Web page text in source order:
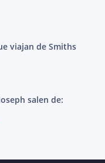
viajan de Smiths
salen de: